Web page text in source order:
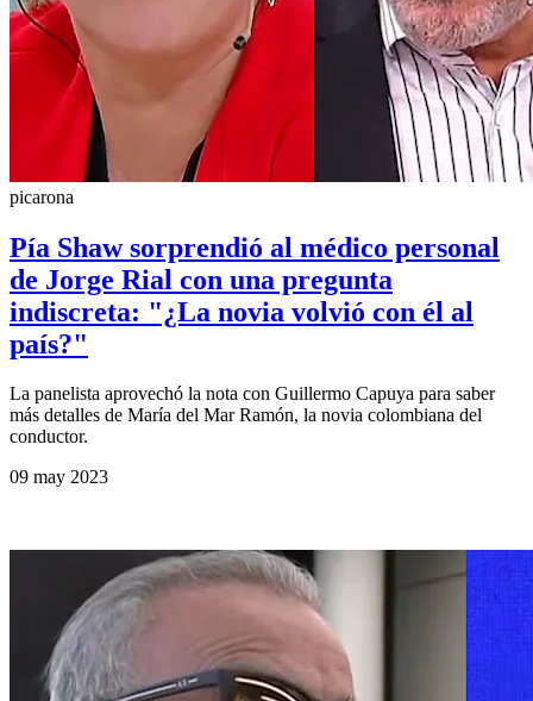
picarona
Pía Shaw sorprendió al médico personal
de Jorge Rial con una pregunta
indiscreta: "¿La novia volvió con él al
país?"
La panelista aprovechó la nota con Guillermo Capuya para saber
más detalles de María del Mar Ramón, la novia colombiana del
conductor.
09 may 2023